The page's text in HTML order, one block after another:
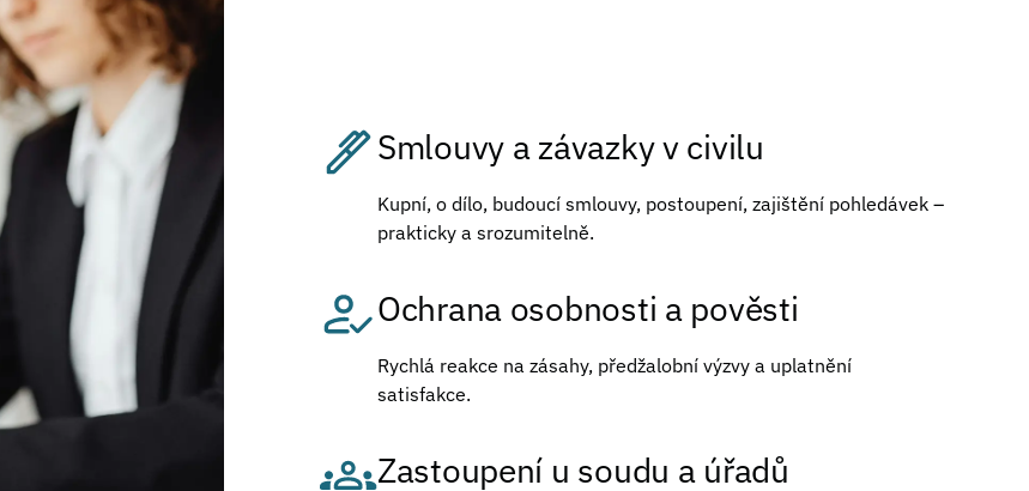
Smlouvy a závazky v civilu
Kupní, o dílo, budoucí smlouvy, postoupení, zajištění pohledávek –
prakticky a srozumitelně.
Ochrana osobnosti a pověsti
Rychlá reakce na zásahy, předžalobní výzvy a uplatnění
satisfakce.
Zastoupení u soudu a úřadů